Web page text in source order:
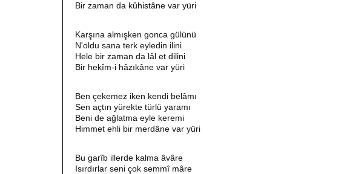
Bir zaman da kûhistâne var yüri
Karşına almışken gonca gülünü
N'oldu sana terk eyledin ilini
Hele bir zaman da lâl et dilini
Bir hekîm-i hâzıkâne var yüri
Ben çekemez iken kendi belâmı
Sen açtın yürekte türlü yaramı
Beni de ağlatma eyle keremi
Himmet ehli bir merdâne var yüri
Bu garîb illerde kalma âvâre
Isırdırlar seni çok semmî mâre